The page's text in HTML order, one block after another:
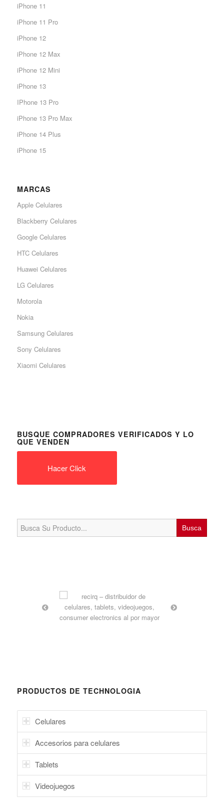
iPhone 11
iPhone 11 Pro
iPhone 12
iPhone 12 Max
iPhone 12 Mini
iPhone 13
IPhone 13 Pro
iPhone 13 Pro Max
iPhone 14 Plus
iPhone 15
MARCAS
Apple Celulares
Blackberry Celulares
Google Celulares
HTC Celulares
Huawei Celulares
LG Celulares
Motorola
Nokia
Samsung Celulares
Sony Celulares
Xiaomi Celulares
BUSQUE COMPRADORES VERIFICADOS Y LO
QUE VENDEN
Hacer Click
Search
for:
PRODUCTOS DE TECHNOLOGIA
Celulares
Accesorios para celulares
Tablets
Videojuegos